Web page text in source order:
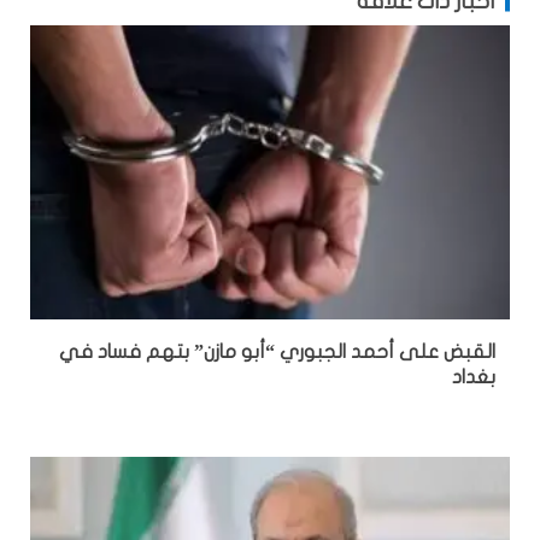
القبض على أحمد الجبوري “أبو مازن” بتهم فساد في
بغداد